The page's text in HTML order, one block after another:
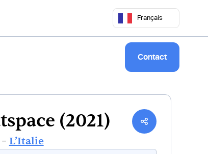
Français
Contact
(2021)
L’Italie